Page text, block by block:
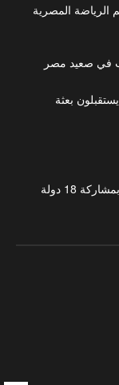
الرياضة المصرية
في صعيد مصر
بعثة
18 دولة